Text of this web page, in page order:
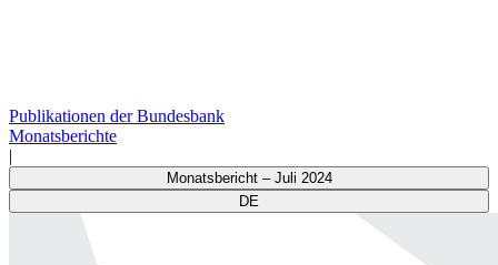
Publikationen der Bundesbank
Monatsberichte
|
Monatsbericht – Juli 2024
DE